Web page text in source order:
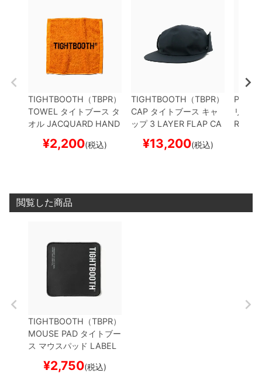
TIGHTBOOTH（TBPR）
TOWEL
タイトブース タ
オル JACQUARD HAND
ートボード スケボー
¥2,200(税込)
TIGHTBOOTH（TBPR）
CAP タイトブース キャ
ップ3 LAYER FLAP CA
ード スケボー
¥13,200(税込)
リミテ
RUSH
閲覧した商品
TIGHTBOOTH（TBPR）
MOUSE PAD タイトブー
ス マウスパッド LABEL
ACKスケートボード ス
¥2,750(税込)